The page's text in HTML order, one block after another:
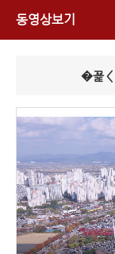
동영상보기
�꾩